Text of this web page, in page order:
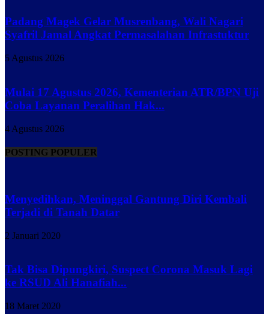
Padang Magek Gelar Musrenbang, Wali Nagari
Syafril Jamal Angkat Permasalahan Infrastuktur
5 Agustus 2026
Mulai 17 Agustus 2026, Kementerian ATR/BPN Uji
Coba Layanan Peralihan Hak...
4 Agustus 2026
POSTING POPULER
Menyedihkan, Meninggal Gantung Diri Kembali
Terjadi di Tanah Datar
2 Januari 2020
Tak Bisa Dipungkiri, Suspect Corona Masuk Lagi
ke RSUD Ali Hanafiah...
18 Maret 2020